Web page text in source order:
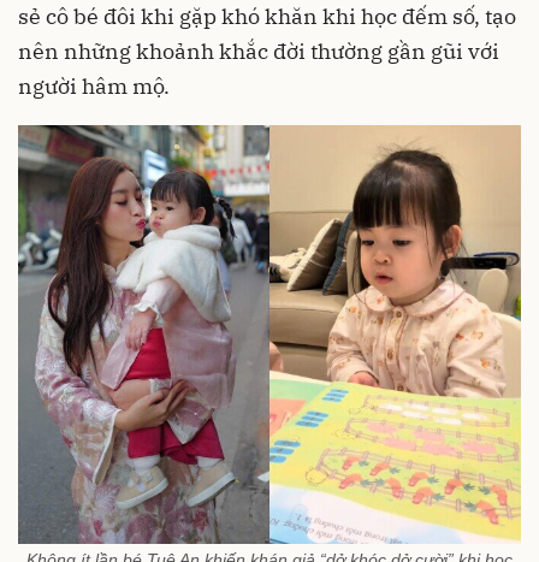
sẻ cô bé đôi khi gặp khó khăn khi học đếm số, tạo
nên những khoảnh khắc đời thường gần gũi với
người hâm mộ.